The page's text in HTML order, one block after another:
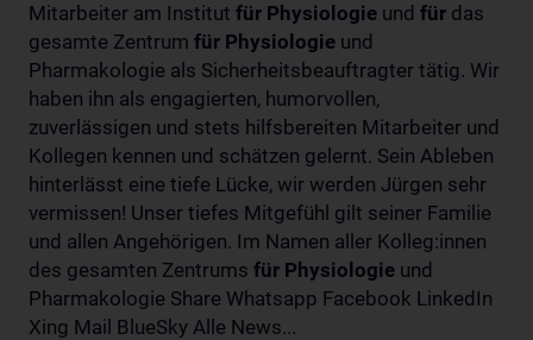
Mitarbeiter am Institut für Physiologie und für das
gesamte Zentrum für Physiologie und
Pharmakologie als Sicherheitsbeauftragter tätig. Wir
haben ihn als engagierten, humorvollen,
zuverlässigen und stets hilfsbereiten Mitarbeiter und
Kollegen kennen und schätzen gelernt. Sein Ableben
hinterlässt eine tiefe Lücke, wir werden Jürgen sehr
vermissen! Unser tiefes Mitgefühl gilt seiner Familie
und allen Angehörigen. Im Namen aller Kolleg:innen
des gesamten Zentrums für Physiologie und
Pharmakologie Share Whatsapp Facebook LinkedIn
Xing Mail BlueSky Alle News...